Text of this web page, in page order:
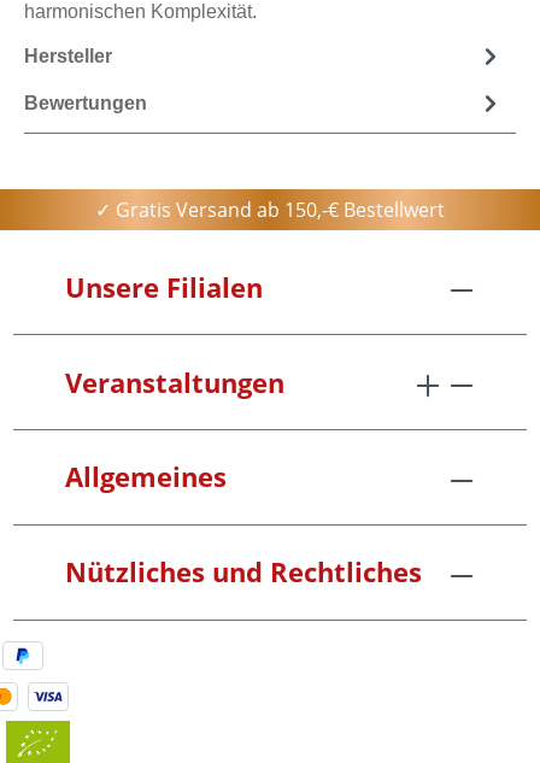
harmonischen Komplexität.
Hersteller
Bewertungen
✓ Gratis Versand ab 150,-€ Bestellwert
Unsere Filialen
Veranstaltungen
Allgemeines
Nützliches und Rechtliches